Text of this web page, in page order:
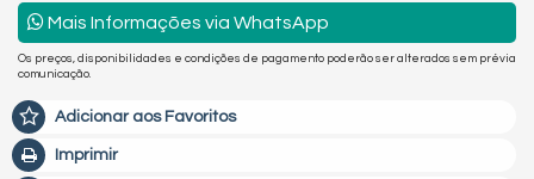
Mais Informações via WhatsApp
Os preços, disponibilidades e condições de pagamento poderão ser alterados sem prévia
comunicação.
Adicionar aos Favoritos
Imprimir